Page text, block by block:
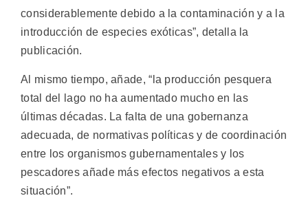
considerablemente debido a la contaminación y a la
introducción de especies exóticas”, detalla la
publicación.
Al mismo tiempo, añade, “la producción pesquera
total del lago no ha aumentado mucho en las
últimas décadas. La falta de una gobernanza
adecuada, de normativas políticas y de coordinación
entre los organismos gubernamentales y los
pescadores añade más efectos negativos a esta
situación”.